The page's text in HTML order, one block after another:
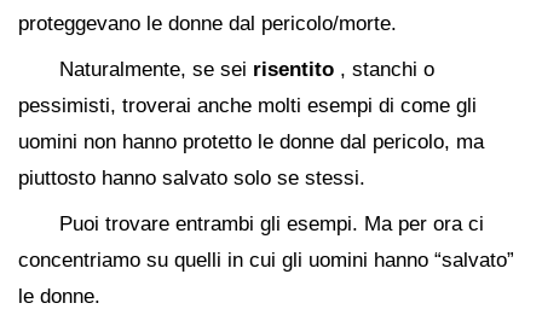
proteggevano le donne dal pericolo/morte.
Naturalmente, se sei risentito , stanchi o
pessimisti, troverai anche molti esempi di come gli
uomini non hanno protetto le donne dal pericolo, ma
piuttosto hanno salvato solo se stessi.
Puoi trovare entrambi gli esempi. Ma per ora ci
concentriamo su quelli in cui gli uomini hanno “salvato”
le donne.